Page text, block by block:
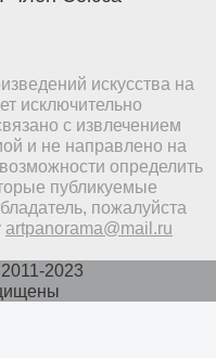
искусства на
исключительно
с извлечением
и не направлено на
определить
публикуемые
пожалуйста
artpanorama@mail.ru
2023